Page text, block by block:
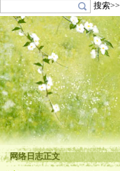
搜索>>
网络日志正文